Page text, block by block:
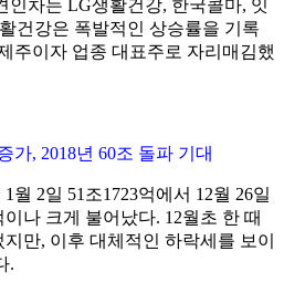
인차는 LG생활건강, 한국콜마, 잇
건강은 폭발적인 상승률을 기록
주이자 업종 대표주로 자리매김했
가, 2018년 60조 돌파 기대
월 2일 51조1723억에서 12월 26일
이나 크게 불어났다. 12월초 한 때
만, 이후 대체적인 하락세를 보이
.